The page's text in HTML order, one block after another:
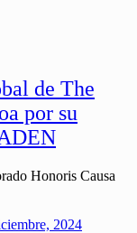
de The
por su
Honoris Causa
2024